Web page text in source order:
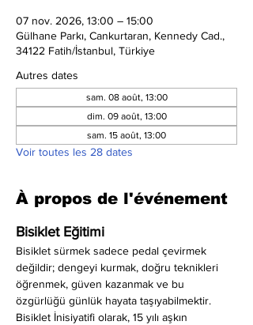
07 nov. 2026, 13:00 – 15:00
Gülhane Parkı, Cankurtaran, Kennedy Cad.,
34122 Fatih/İstanbul, Türkiye
Autres dates
sam. 08 août, 13:00
dim. 09 août, 13:00
sam. 15 août, 13:00
Voir toutes les 28 dates
À propos de l'événement
Bisiklet Eğitimi
Bisiklet sürmek sadece pedal çevirmek
değildir; dengeyi kurmak, doğru teknikleri
öğrenmek, güven kazanmak ve bu
özgürlüğü günlük hayata taşıyabilmektir.
Bisiklet İnisiyatifi olarak, 15 yılı aşkın